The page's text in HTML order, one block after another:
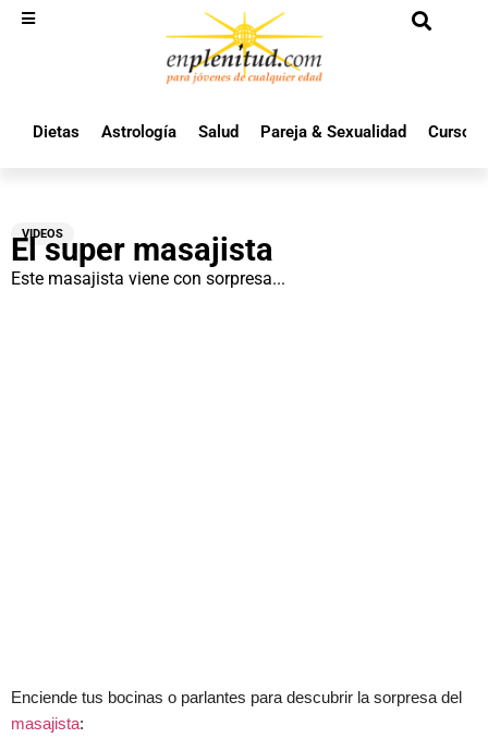
Dietas Astrología Salud Pareja & Sexualidad Cursos
VIDEOS
El super masajista
Este masajista viene con sorpresa...
Enciende tus bocinas o parlantes para descubrir la sorpresa del
masajista: